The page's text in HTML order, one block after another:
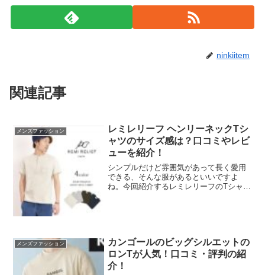
ninkiitem
関連記事
メンズファッション
レミレリーフ ヘンリーネックTシ
ャツのサイズ感は？口コミやレビ
ューを紹介！
シンプルだけど雰囲気があって長く愛用
できる、そんな服があるといいですよ
ね。今回紹介するレミレリーフのTシャツ
メンズファッション
カンゴールのビッグシルエットの
ロンTが人気！口コミ・評判の紹
介！